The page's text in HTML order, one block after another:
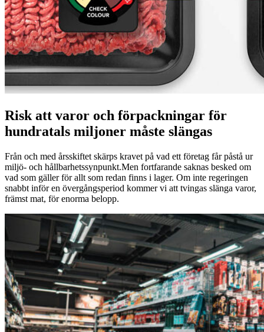
Risk att varor och förpackningar för
hundratals miljoner måste slängas
Från och med årsskiftet skärps kravet på vad ett företag får påstå ur
miljö- och hållbarhetssynpunkt.Men fortfarande saknas besked om
vad som gäller för allt som redan finns i lager. Om inte regeringen
snabbt inför en övergångsperiod kommer vi att tvingas slänga varor,
främst mat, för enorma belopp.